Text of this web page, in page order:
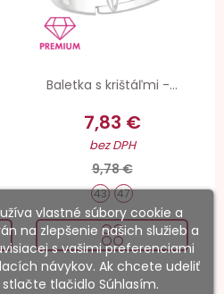
Baletka s krištáľmi -...
7,83 €
bez DPH
9,78 €
43 47
vlastné súbory cookie a
na zlepšenie našich služieb a
s vašimi preferenciami
návykov. Ak chcete udeliť
tlačidlo Súhlasím.